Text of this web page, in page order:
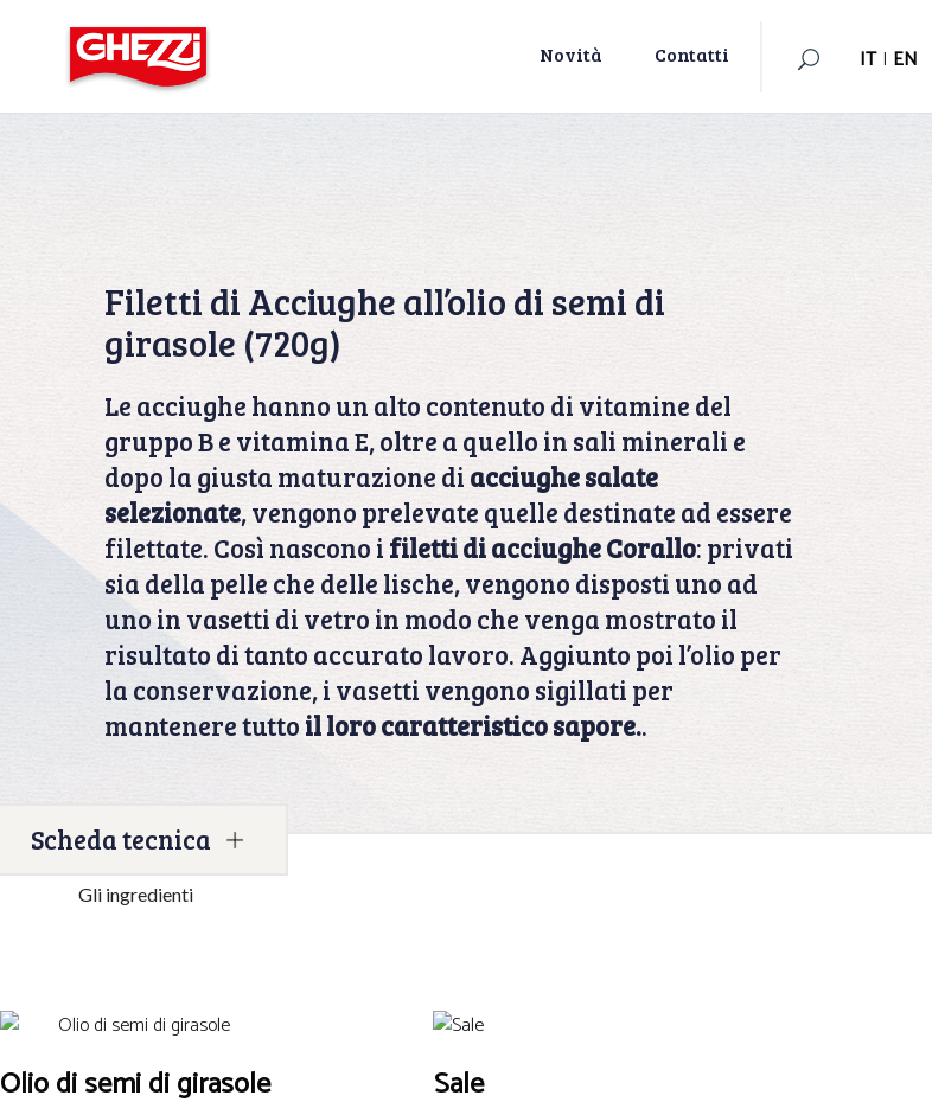
Novità Contatti IT | EN
Filetti di Acciughe all’olio di semi di
girasole (720g)
Le acciughe hanno un alto contenuto di vitamine del
gruppo B e vitamina E, oltre a quello in sali minerali e
dopo la giusta maturazione di acciughe salate
selezionate, vengono prelevate quelle destinate ad essere
filettate. Così nascono i filetti di acciughe Corallo: privati
sia della pelle che delle lische, vengono disposti uno ad
uno in vasetti di vetro in modo che venga mostrato il
risultato di tanto accurato lavoro. Aggiunto poi l’olio per
la conservazione, i vasetti vengono sigillati per
mantenere tutto il loro caratteristico sapore..
Scheda tecnica
Gli ingredienti
Olio di semi di girasole Sale